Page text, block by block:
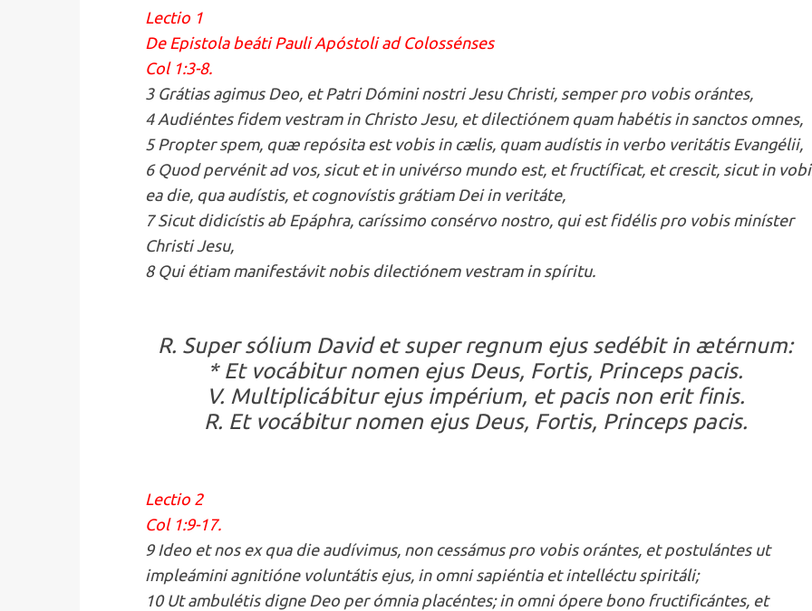
Lectio 1
De Epistola beáti Pauli Apóstoli ad Colossénses
Col 1:3-8.
3 Grátias agimus Deo, et Patri Dómini nostri Jesu Christi, semper pro vobis orántes,
4 Audiéntes fidem vestram in Christo Jesu, et dilectiónem quam habétis in sanctos omnes,
5 Propter spem, quæ repósita est vobis in cælis, quam audístis in verbo veritátis Evangélii,
6 Quod pervénit ad vos, sicut et in univérso mundo est, et fructíficat, et crescit, sicut in
ea die, qua audístis, et cognovístis grátiam Dei in veritáte,
7 Sicut didicístis ab Epáphra, caríssimo consérvo nostro, qui est fidélis pro vobis miníster
Christi Jesu,
8 Qui étiam manifestávit nobis dilectiónem vestram in spíritu.
R. Super sólium David et super regnum ejus sedébit in ætérnum:
* Et vocábitur nomen ejus Deus, Fortis, Princeps pacis.
V. Multiplicábitur ejus impérium, et pacis non erit finis.
R. Et vocábitur nomen ejus Deus, Fortis, Princeps pacis.
Lectio 2
Col 1:9-17.
9 Ideo et nos ex qua die audívimus, non cessámus pro vobis orántes, et postulántes ut
impleámini agnitióne voluntátis ejus, in omni sapiéntia et intelléctu spiritáli;
10 Ut ambulétis digne Deo per ómnia placéntes; in omni ópere bono fructificántes, et